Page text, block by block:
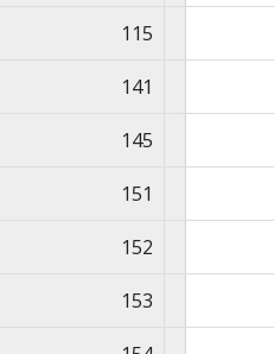
115
141
145
151
152
153